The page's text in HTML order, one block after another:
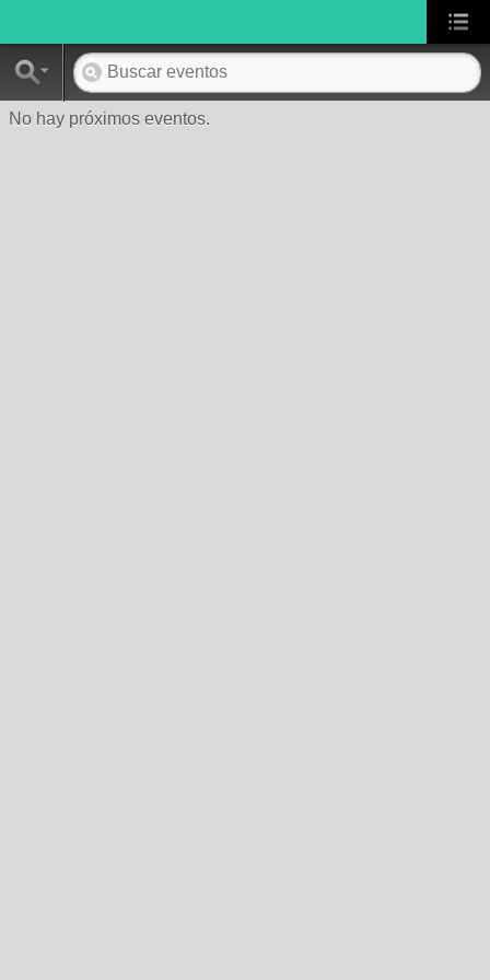
No hay próximos eventos.